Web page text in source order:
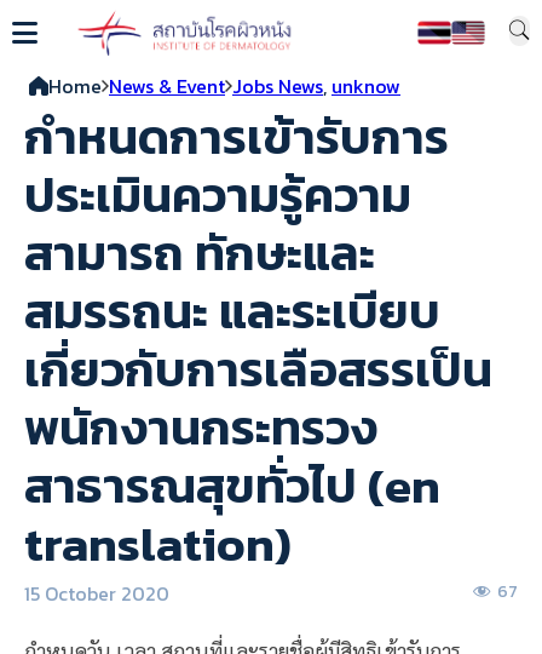
Home News & Event Jobs News, unknow
กำหนดการเข้ารับการ
ประเมินความรู้ความ
สามารถ ทักษะและ
สมรรถนะ และระเบียบ
เกี่ยวกับการเลือสรรเป็น
พนักงานกระทรวง
สาธารณสุขทั่วไป (en
translation)
15 October 2020 67